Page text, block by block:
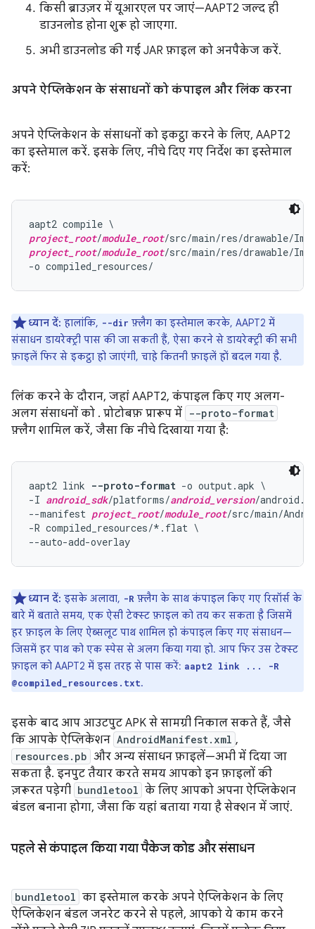
किसी ब्राउज़र में यूआरएल पर जाएं—AAPT2 जल्द ही
डाउनलोड होना शुरू हो जाएगा.
अभी डाउनलोड की गई JAR फ़ाइल को अनपैकेज करें.
अपने ऐप्लिकेशन के संसाधनों को कंपाइल और लिंक करना
अपने ऐप्लिकेशन के संसाधनों को इकट्ठा करने के लिए, AAPT2
का इस्तेमाल करें. इसके लिए, नीचे दिए गए निर्देश का इस्तेमाल
करें:
project_root/module_root
project_root/module_root/src/main/res/drawable/
ध्यान दें: हालांकि, --dir फ़्लैग का इस्तेमाल करके, AAPT2 में
संसाधन डायरेक्ट्री पास की जा सकती हैं, ऐसा करने से डायरेक्ट्री की सभी
फ़ाइलें फिर से इकट्ठा हो जाएंगी, चाहे कितनी फ़ाइलें हों बदल गया है.
लिंक करने के दौरान, जहां AAPT2, कंपाइल किए गए अलग-
अलग संसाधनों को . प्रोटोबफ़ प्रारूप में --proto-format
फ़्लैग शामिल करें, जैसा कि नीचे दिखाया गया है:
aapt2 link --proto-format -o output.apk \
-I android_sdk/platforms/android_version/
--manifest project_root/module_root/src/main/
-R compiled_resources/*.flat \
ध्यान दें: इसके अलावा, -R फ़्लैग के साथ कंपाइल किए गए रिसॉर्स के
बारे में बताते समय, एक ऐसी टेक्स्ट फ़ाइल को तय कर सकता है जिसमें
हर फ़ाइल के लिए ऐब्सलूट पाथ शामिल हो कंपाइल किए गए संसाधन—
जिसमें हर पाथ को एक स्पेस से अलग किया गया हो. आप फिर उस टेक्स्ट
फ़ाइल को AAPT2 में इस तरह से पास करें: aapt2 link ... -R
@compiled_resources.txt.
इसके बाद आप आउटपुट APK से सामग्री निकाल सकते हैं, जैसे
कि आपके ऐप्लिकेशन AndroidManifest.xml ,
resources.pb और अन्य संसाधन फ़ाइलें—अभी में दिया जा
सकता है. इनपुट तैयार करते समय आपको इन फ़ाइलों की
ज़रूरत पड़ेगी bundletool के लिए आपको अपना ऐप्लिकेशन
बंडल बनाना होगा, जैसा कि यहां बताया गया है सेक्शन में जाएं.
पहले से कंपाइल किया गया पैकेज कोड और संसाधन
bundletool का इस्तेमाल करके अपने ऐप्लिकेशन के लिए
ऐप्लिकेशन बंडल जनरेट करने से पहले, आपको ये काम करने